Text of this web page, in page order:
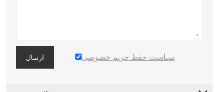
ارسال سیاست حفظ حریم خصوصی